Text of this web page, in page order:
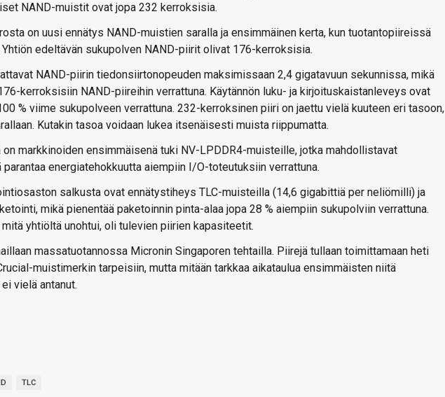
NAND-muistit ovat jopa 232 kerroksisia.
on uusi ennätys NAND-muistien saralla ja ensimmäinen kerta, kun tuotantopiireissä
edeltävän sukupolven NAND-piirit olivat 176-kerroksisia.
NAND-piirin tiedonsiirtonopeuden maksimissaan 2,4 gigatavuun sekunnissa, mikä
kerroksisiin NAND-piireihin verrattuna. Käytännön luku- ja kirjoituskaistanleveys ovat
% viime sukupolveen verrattuna. 232-kerroksinen piiri on jaettu vielä kuuteen eri tasoon,
Kutakin tasoa voidaan lukea itsenäisesti muista riippumatta.
markkinoiden ensimmäisenä tuki NV-LPDDR4-muisteille, jotka mahdollistavat
energiatehokkuutta aiempiin I/O-toteutuksiin verrattuna.
salkusta ovat ennätystiheys TLC-muisteilla (14,6 gigabittiä per neliömilli) ja
mikä pienentää paketoinnin pinta-alaa jopa 28 % aiempiin sukupolviin verrattuna.
yhtiöltä unohtui, oli tulevien piirien kapasiteetit.
massatuotannossa Micronin Singaporen tehtailla. Piirejä tullaan toimittamaan heti
muistimerkin tarpeisiin, mutta mitään tarkkaa aikataulua ensimmäisten niitä
vielä antanut.
TLC